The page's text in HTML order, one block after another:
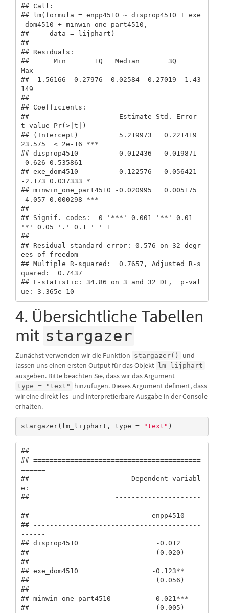
## Call:
## lm(formula = enpp4510 ~ disprop4510 + exe
_dom4510 + minwin_one_part4510,
##     data = lijphart)
##
## Residuals:
##      Min       1Q   Median       3Q
Max
## -1.56166 -0.27976 -0.02584  0.27019  1.43
149
##
## Coefficients:
##                      Estimate Std. Error
t value Pr(>|t|)
## (Intercept)          5.219973   0.221419
23.575  < 2e-16 ***
## disprop4510         -0.012436   0.019871
-0.626 0.535861
## exe_dom4510         -0.122576   0.056421
-2.173 0.037333 *
## minwin_one_part4510 -0.020995   0.005175
-4.057 0.000298 ***
## ---
## Signif. codes:  0 '***' 0.001 '**' 0.01
'*' 0.05 '.' 0.1 ' ' 1
##
## Residual standard error: 0.576 on 32 degr
ees of freedom
## Multiple R-squared:  0.7657, Adjusted R-s
quared:  0.7437
## F-statistic: 34.86 on 3 and 32 DF,  p-val
ue: 3.365e-10
4. Übersichtliche Tabellen
mit stargazer
Zunächst verwenden wir die Funktion stargazer()
und
lassen uns einen ersten Output für das Objekt
lm_lijphart
ausgeben. Bitte beachten Sie, dass wir das Argument
type = "text"
hinzufügen. Dieses Argument definiert, dass
wir eine direkt les- und interpretierbare Ausgabe in der Console
erhalten.
stargazer(lm_lijphart, type = "text" )
##
## =========================================
======
##                         Dependent variabl
e:
##                     ---------------------
------
##                              enpp4510
## -----------------------------------------
------
## disprop4510                   -0.012
##                               (0.020)
##
## exe_dom4510                  -0.123**
##                               (0.056)
##
## minwin_one_part4510          -0.021***
##                               (0.005)